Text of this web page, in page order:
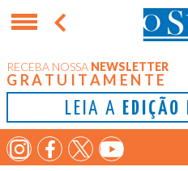
RECEBA NOSSA NEWSLETTER
GRATUITAMENTE
LEIA A EDIÇÃO